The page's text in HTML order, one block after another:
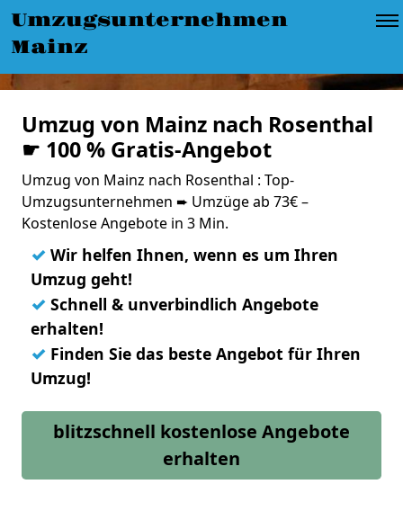
Umzugsunternehmen
Mainz
Umzug von Mainz nach Rosenthal
☛ 100 % Gratis-Angebot
Umzug von Mainz nach Rosenthal : Top-
Umzugsunternehmen ➨ Umzüge ab 73€ –
Kostenlose Angebote in 3 Min.
✓ Wir helfen Ihnen, wenn es um Ihren
Umzug geht!
✓ Schnell & unverbindlich Angebote
erhalten!
✓ Finden Sie das beste Angebot für Ihren
Umzug!
blitzschnell kostenlose Angebote
erhalten